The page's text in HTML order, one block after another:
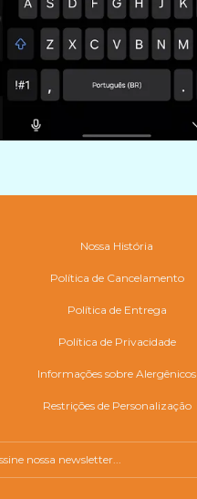
Nossa História
Política de Cancelamento
Política de Entrega
Política de Privacidade
Informações sobre Alergênicos
Restrições de Personalização